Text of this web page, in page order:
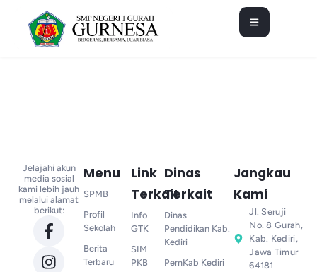
Jelajahi akun
media sosial
kami lebih jauh
melalui alamat
berikut:
Menu
SPMB
Profil
Sekolah
Berita
Terbaru
Link
Terkait
Info
GTK
SIM
PKB
Dinas
Terkait
Dinas
Pendidikan Kab.
Kediri
PemKab Kediri
Jangkau
Kami
Jl. Seruji
No. 8 Gurah,
Kab. Kediri,
Jawa Timur
64181